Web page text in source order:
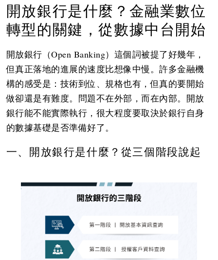
開放銀行是什麼？金融業數位
轉型的關鍵，從數據中台開始
開放銀行（Open Banking）這個詞被提了好幾年，
但真正落地的進展的速度比想像中慢。許多金融機
構的感受是：技術到位、規格也有，但真的要開始
做卻還是有難度。問題不在外部，而在內部。開放
銀行能不能實際執行，很大程度要取決於銀行自身
的數據基礎是否準備好了。
一、開放銀行是什麼？從三個階段說起